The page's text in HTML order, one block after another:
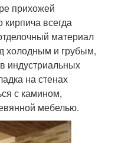
прихожей
всегда
материал
холодным и грубым,
индустриальных
на стенах
с камином,
мебелью.